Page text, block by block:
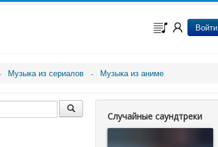
Войти
Музыка из сериалов Музыка из аниме
Случайные саундтреки